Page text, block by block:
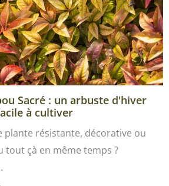
Sacré : un arbuste d'hiver
à cultiver
plante résistante, décorative ou
tout çà en même temps ?